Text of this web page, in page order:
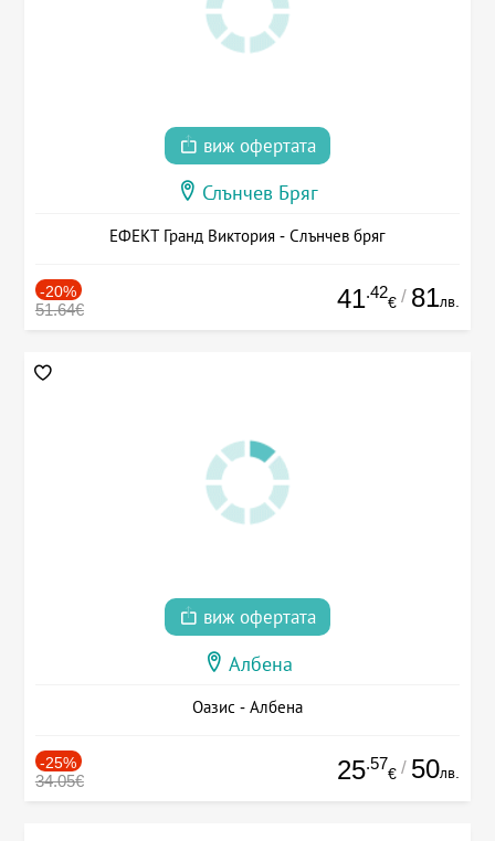
виж офертата
Слънчев Бряг
ЕФЕКТ Гранд Виктория - Слънчев бряг
-20%
51.64€ 41.42
€ / 81лв.
виж офертата
Албена
Оазис - Албена
-25%
34.05€ 25.57
€ / 50лв.